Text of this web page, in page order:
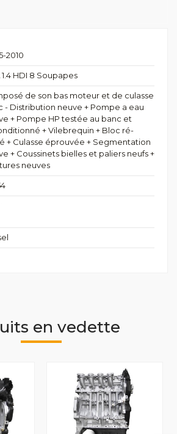
2010
1.4 HDI 8 Soupapes
de son bas moteur et de culasse
- Distribution neuve + Pompe a eau
+ Pompe HP testée au banc et
+ Vilebrequin + Bloc ré-
+ Culasse éprouvée + Segmentation
+ Coussinets bielles et paliers neufs +
neuves
en vedette